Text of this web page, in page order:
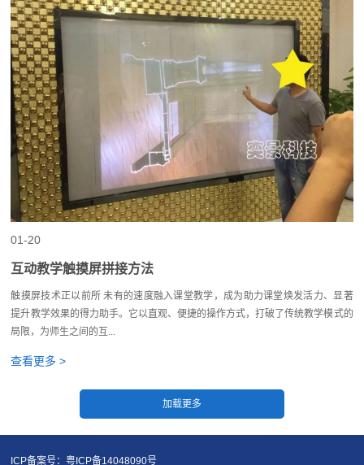
01-20
互动教学触摸屏拼接方法
触摸屏技术正以前所 未有的速度融入课堂教学，成为助力课堂焕发活力、显著
提升教学效果的得力助手。它以直观、便捷的操作方式，打破了传统教学模式的
局限，为师生之间的互...
查看更多 >
ICP备案号：粤ICP备14048090号